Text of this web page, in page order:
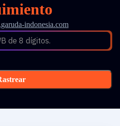
indonesia.com
de 8 dígitos.